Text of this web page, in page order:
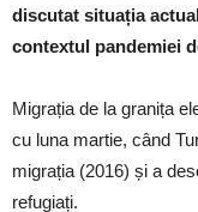
discutat situația
contextul pandemiei
Migrația de la granița
cu luna martie, când
migrația (2016) și a
refugiați.